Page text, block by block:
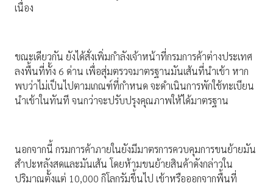
เนื่อง
ขณะเดียวกัน ยังได้สั่งเพิ่มกำลังเจ้าหน้าที่กรมการค้าต่างประเทศ
ลงพื้นที่ทั้ง 6 ด่าน เพื่อสุ่มตรวจมาตรฐานมันเส้นที่นำเข้า หาก
พบว่าไม่เป็นไปตามเกณฑ์ที่กำหนด จะดำเนินการพักใช้ทะเบียน
นำเข้าในทันที จนกว่าจะปรับปรุงคุณภาพให้ได้มาตรฐาน
นอกจากนี้ กรมการค้าภายในยังมีมาตรการควบคุมการขนย้ายมัน
สำปะหลังสดและมันเส้น โดยห้ามขนย้ายสินค้าดังกล่าวใน
ปริมาณตั้งแต่ 10,000 กิโลกรัมขึ้นไป เข้าหรือออกจากพื้นที่